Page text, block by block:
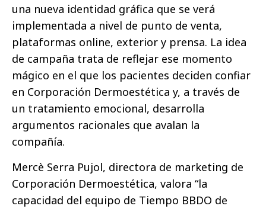
una nueva identidad gráfica que se verá
implementada a nivel de punto de venta,
plataformas online, exterior y prensa. La idea
de campaña trata de reflejar ese momento
mágico en el que los pacientes deciden confiar
en Corporación Dermoestética y, a través de
un tratamiento emocional, desarrolla
argumentos racionales que avalan la
compañía.
Mercè Serra Pujol, directora de marketing de
Corporación Dermoestética, valora “la
capacidad del equipo de Tiempo BBDO de